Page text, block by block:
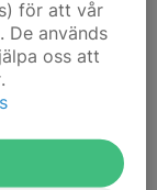
har vi
med,
lätt ger
för att vår
De används
oss att